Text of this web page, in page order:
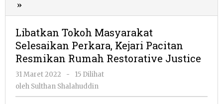
»
Tokoh
Selesaikan
Perkara,
Kejari
Resmikan
Rumah
Restorative
Libatkan Tokoh Masyarakat
Selesaikan Perkara, Kejari Pacitan
Resmikan Rumah Restorative Justice
31 Maret 2022
oleh
Sulthan
-
15 Dilihat
oleh Sulthan Shalahuddin